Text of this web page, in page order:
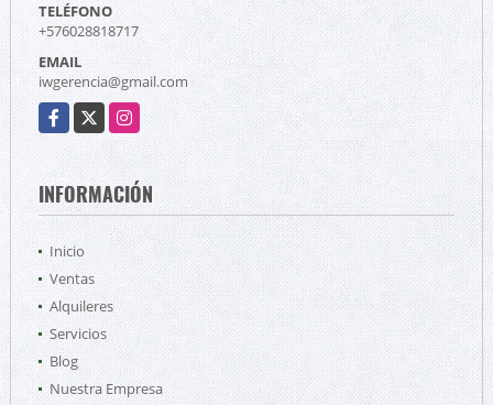
TELÉFONO
+576028818717
EMAIL
iwgerencia@gmail.com
Facebook
X Instagram
INFORMACIÓN
Inicio
Ventas
Alquileres
Servicios
Blog
Nuestra Empresa